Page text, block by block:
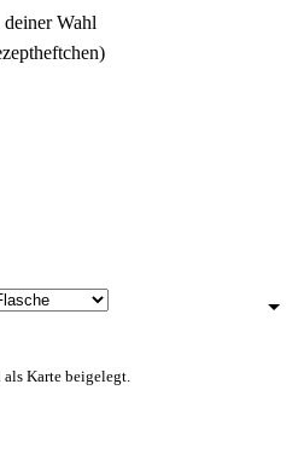
Wahl
als Karte beigelegt.